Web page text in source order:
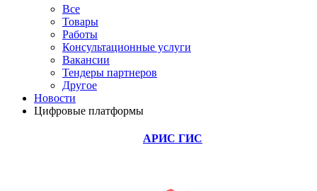
Все
Товары
Работы
Консультационные услуги
Вакансии
Тендеры партнеров
Другое
Новости
Цифровые платформы
АРИС ГИС